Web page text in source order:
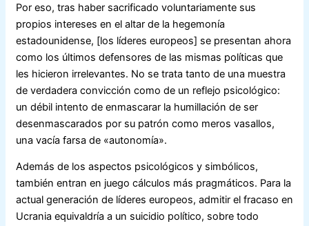
Por eso, tras haber sacrificado voluntariamente sus
propios intereses en el altar de la hegemonía
estadounidense, [los líderes europeos] se presentan ahora
como los últimos defensores de las mismas políticas que
les hicieron irrelevantes. No se trata tanto de una muestra
de verdadera convicción como de un reflejo psicológico:
un débil intento de enmascarar la humillación de ser
desenmascarados por su patrón como meros vasallos,
una vacía farsa de «autonomía».
Además de los aspectos psicológicos y simbólicos,
también entran en juego cálculos más pragmáticos. Para la
actual generación de líderes europeos, admitir el fracaso en
Ucrania equivaldría a un suicidio político, sobre todo